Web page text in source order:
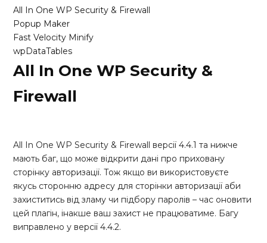
All In One WP Security & Firewall
Popup Maker
Fast Velocity Minify
wpDataTables
All In One WP Security &
Firewall
All In One WP Security & Firewall версії 4.4.1 та нижче
мають баг, що може відкрити дані про приховану
сторінку авторизації. Тож якщо ви використовуєте
якусь сторонню адресу для сторінки авторизації аби
захиститись від зламу чи підбору паролів – час оновити
цей плагін, інакше ваш захист не працюватиме. Багу
виправлено у версії 4.4.2.